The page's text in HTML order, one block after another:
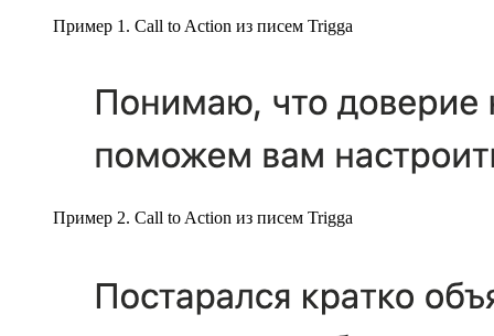
Пример 1. Call to Action из писем Trigga
Пример 2. Call to Action из писем Trigga